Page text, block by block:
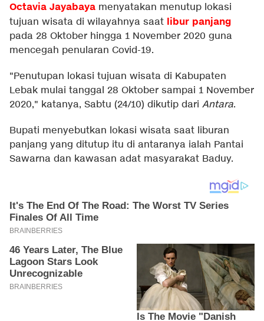
Octavia Jayabaya menyatakan menutup lokasi
tujuan wisata di wilayahnya saat libur panjang
pada 28 Oktober hingga 1 November 2020 guna
mencegah penularan Covid-19.
"Penutupan lokasi tujuan wisata di Kabupaten
Lebak mulai tanggal 28 Oktober sampai 1 November
2020," katanya, Sabtu (24/10) dikutip dari Antara.
Bupati menyebutkan lokasi wisata saat liburan
panjang yang ditutup itu di antaranya ialah Pantai
Sawarna dan kawasan adat masyarakat Baduy.